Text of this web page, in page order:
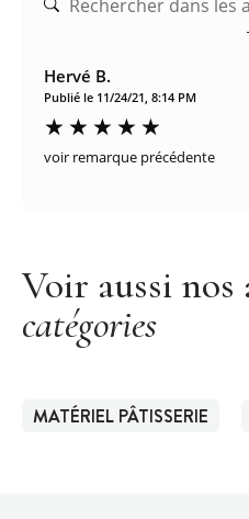
Hervé B.
Publié le 11/24/21, 8:14 PM
voir remarque précédente
Voir aussi nos
catégories
MATÉRIEL PÂTISSERIE